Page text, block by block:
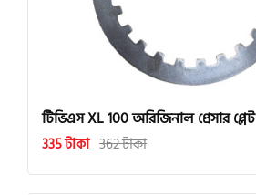
টিভিএস XL 100 অরিজিনাল প্রেসার প্লেট
335 টাকা 362 টাকা